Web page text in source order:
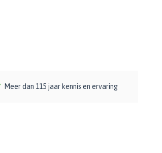
Meer dan 115 jaar kennis en ervaring